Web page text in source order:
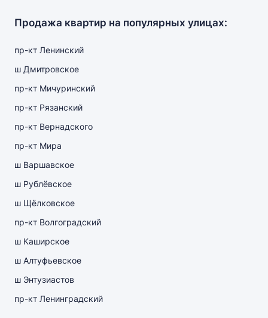
Продажа квартир на популярных улицах:
пр-кт Ленинский
ш Дмитровское
пр-кт Мичуринский
пр-кт Рязанский
пр-кт Вернадского
пр-кт Мира
ш Варшавское
ш Рублёвское
ш Щёлковское
пр-кт Волгоградский
ш Каширское
ш Алтуфьевское
ш Энтузиастов
пр-кт Ленинградский